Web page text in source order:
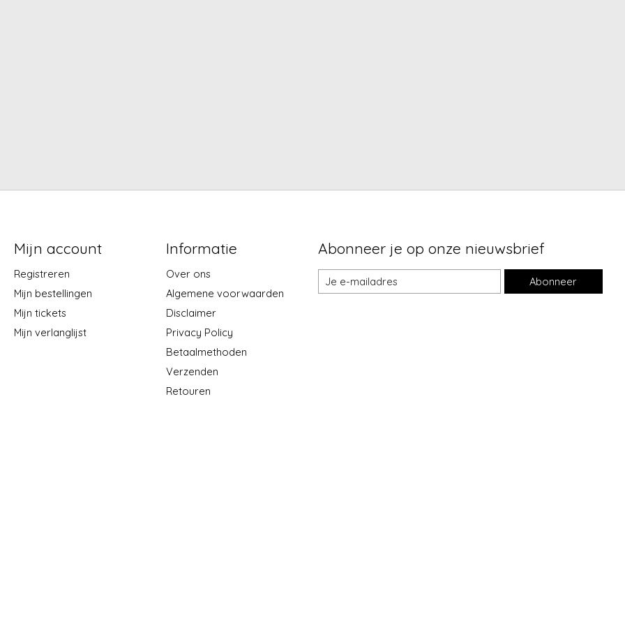
Mijn account
Registreren
Mijn bestellingen
Mijn tickets
Mijn verlanglijst
Informatie
Over ons
Algemene voorwaarden
Disclaimer
Privacy Policy
Betaalmethoden
Verzenden
Retouren
Abonneer je op onze nieuwsbrief
Abonneer